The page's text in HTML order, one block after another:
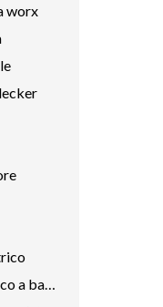
worx
Recensioni di tagliasiepi telescopico a batteria stihl